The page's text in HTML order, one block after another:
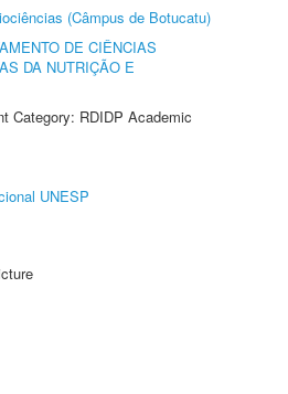
(Câmpus de Botucatu)
DE CIÊNCIAS
DA NUTRIÇÃO E
Category: RDIDP Academic
UNESP